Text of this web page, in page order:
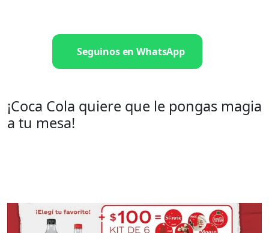
Seguinos en WhatsApp
¡Coca Cola quiere que le pongas magia
a tu mesa!